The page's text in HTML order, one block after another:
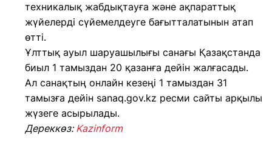
техникалық жабдықтауға және ақпараттық
жүйелерді сүйемелдеуге бағытталатынын атап
өтті.
Ұлттық ауыл шаруашылығы санағы Қазақстанда
биыл 1 тамыздан 20 қазанға дейін жалғасады.
Ал санақтың онлайн кезеңі 1 тамыздан 31
тамызға дейін sanaq.gov.kz ресми сайты арқылы
жүзеге асырылады.
Дереккөз: Kazinform